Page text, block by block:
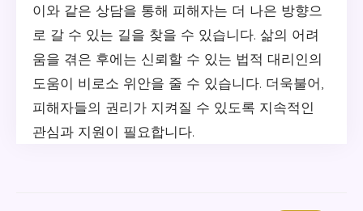
이와 같은 상담을 통해 피해자는 더 나은 방향으
로 갈 수 있는 길을 찾을 수 있습니다. 삶의 어려
움을 겪은 후에는 신뢰할 수 있는 법적 대리인의
도움이 비로소 위안을 줄 수 있습니다. 더욱불어,
피해자들의 권리가 지켜질 수 있도록 지속적인
관심과 지원이 필요합니다.